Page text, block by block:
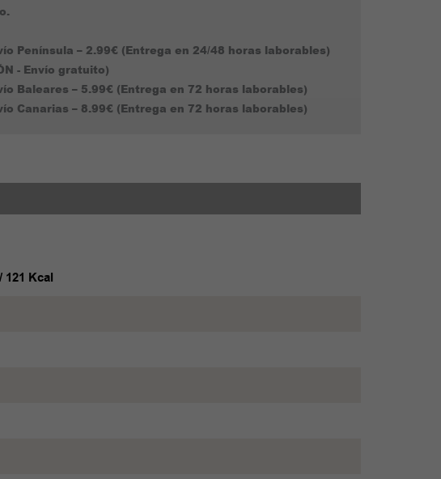
Península – 2.99€ (Entrega en 24/48 horas laborables)
- Envío gratuito)
Baleares – 5.99€ (Entrega en 72 horas laborables)
Canarias – 8.99€ (Entrega en 72 horas laborables)
121 Kcal